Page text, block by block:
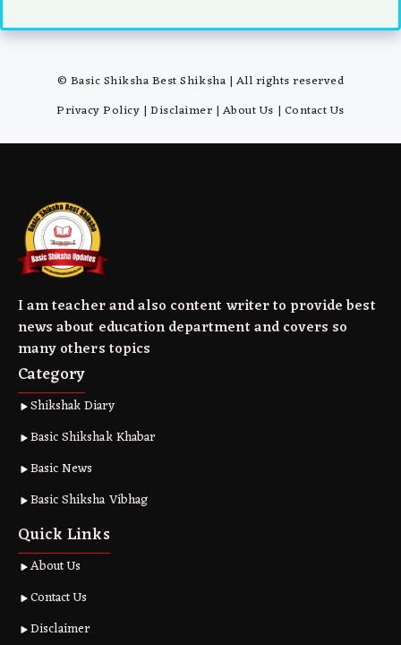
© Basic Shiksha Best Shiksha | All rights reserved
Privacy Policy |Disclaimer | About Us | Contact Us
I am teacher and also content writer to provide best
news about education department and covers so
many others topics
Category
Shikshak Diary
Basic Shikshak Khabar
Basic News
Basic Shiksha Vibhag
Quick Links
About Us
Contact Us
Disclaimer